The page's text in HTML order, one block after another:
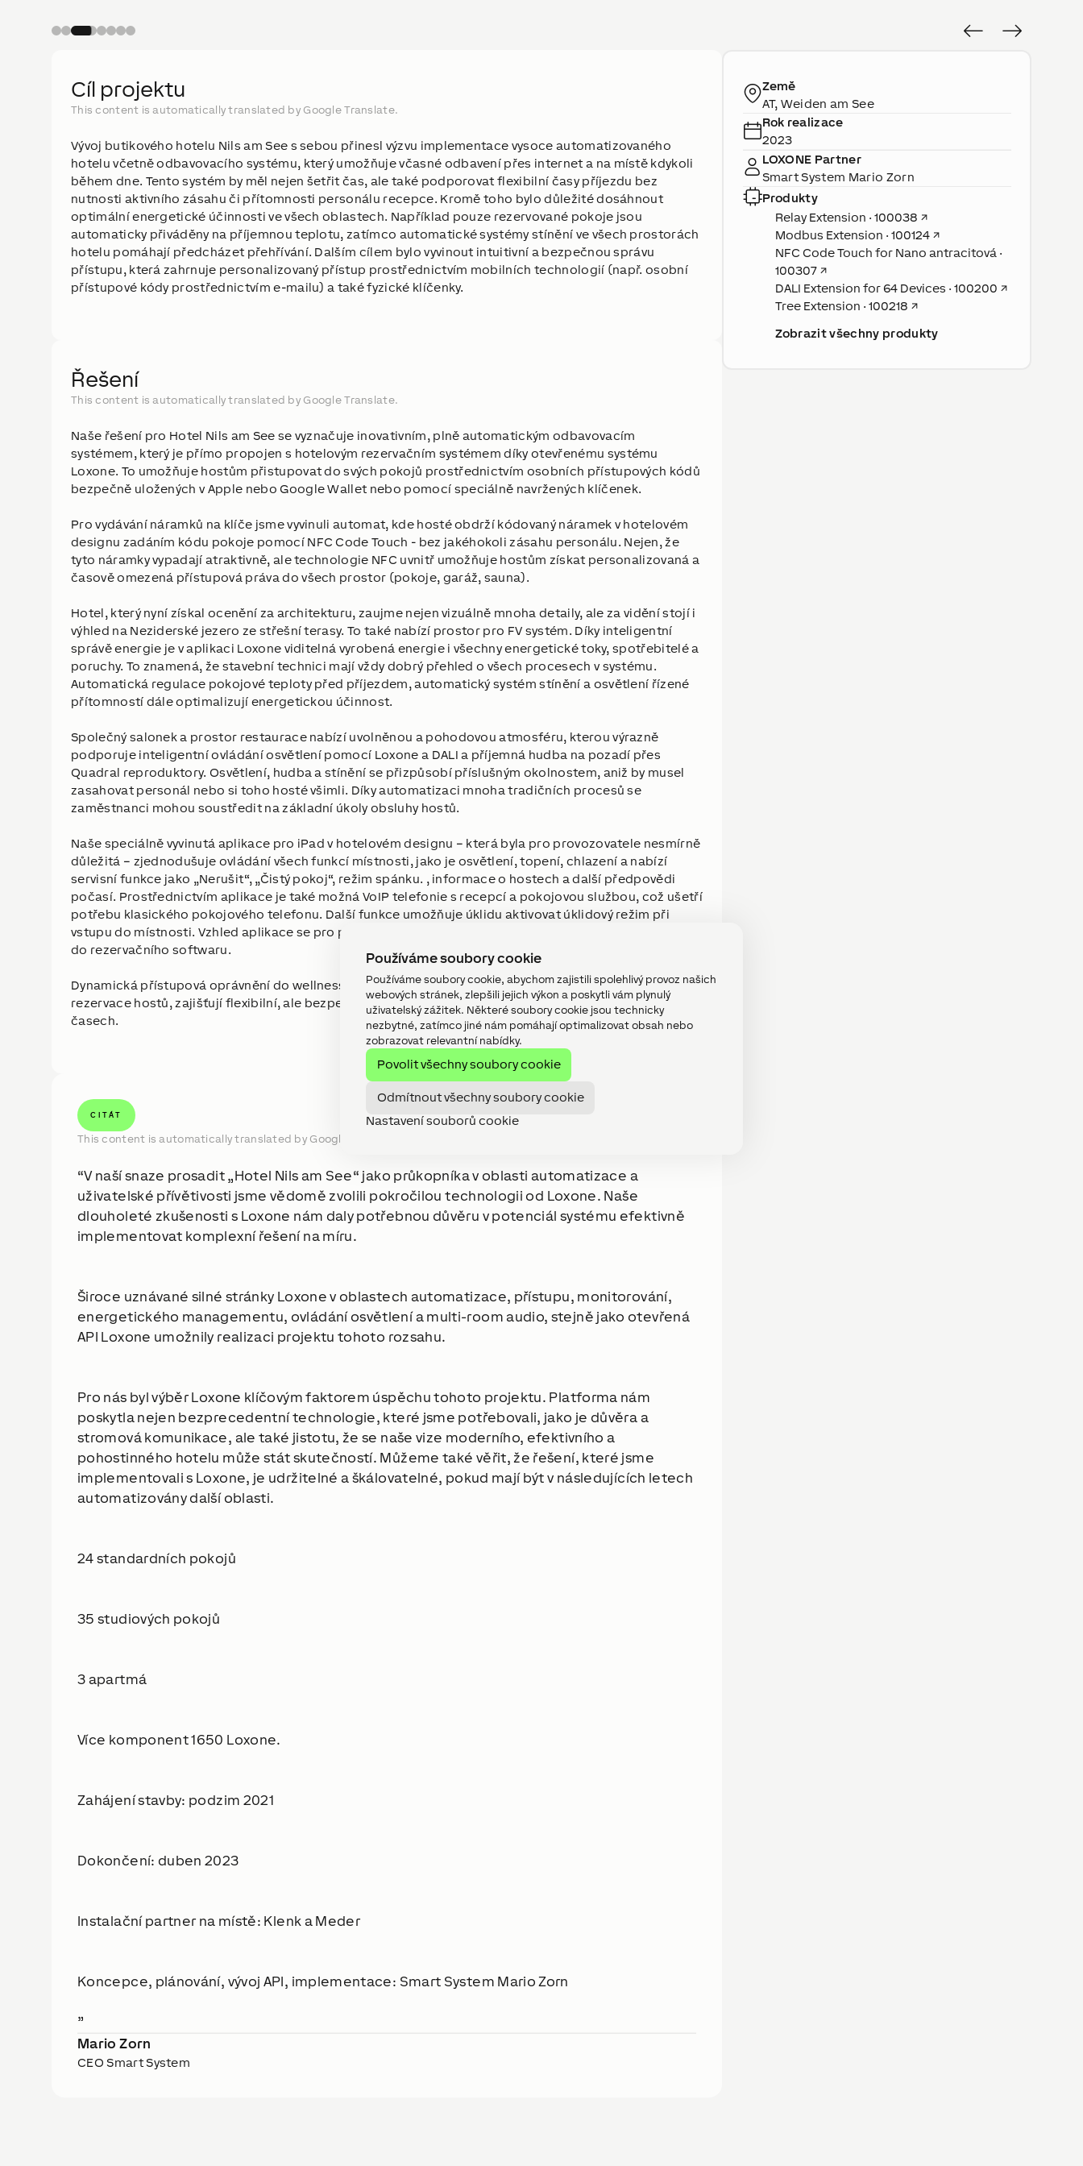
Používáme soubory cookie
Používáme soubory cookie, abychom zajistili spolehlivý provoz našich
webových stránek, zlepšili jejich výkon a poskytli vám plynulý
uživatelský zážitek. Některé soubory cookie jsou technicky
nezbytné, zatímco jiné nám pomáhají optimalizovat obsah nebo
zobrazovat relevantní nabídky.
Povolit všechny soubory cookie
Odmítnout všechny soubory cookie
Nastavení souborů cookie
Cíl projektu
This content is automatically translated by Google Translate.
Vývoj butikového hotelu Nils am See s sebou přinesl výzvu implementace vysoce automatizovaného
hotelu včetně odbavovacího systému, který umožňuje včasné odbavení přes internet a na místě kdykoli
během dne. Tento systém by měl nejen šetřit čas, ale také podporovat flexibilní časy příjezdu bez
nutnosti aktivního zásahu či přítomnosti personálu recepce. Kromě toho bylo důležité dosáhnout
optimální energetické účinnosti ve všech oblastech. Například pouze rezervované pokoje jsou
automaticky přiváděny na příjemnou teplotu, zatímco automatické systémy stínění ve všech prostorách
hotelu pomáhají předcházet přehřívání. Dalším cílem bylo vyvinout intuitivní a bezpečnou správu
přístupu, která zahrnuje personalizovaný přístup prostřednictvím mobilních technologií (např. osobní
přístupové kódy prostřednictvím e-mailu) a také fyzické klíčenky.
Řešení
This content is automatically translated by Google Translate.
Naše řešení pro Hotel Nils am See se vyznačuje inovativním, plně automatickým odbavovacím
systémem, který je přímo propojen s hotelovým rezervačním systémem díky otevřenému systému
Loxone. To umožňuje hostům přistupovat do svých pokojů prostřednictvím osobních přístupových kódů
bezpečně uložených v Apple nebo Google Wallet nebo pomocí speciálně navržených klíčenek.
Pro vydávání náramků na klíče jsme vyvinuli automat, kde hosté obdrží kódovaný náramek v hotelovém
designu zadáním kódu pokoje pomocí NFC Code Touch - bez jakéhokoli zásahu personálu. Nejen, že
tyto náramky vypadají atraktivně, ale technologie NFC uvnitř umožňuje hostům získat personalizovaná a
časově omezená přístupová práva do všech prostor (pokoje, garáž, sauna).
Hotel, který nyní získal ocenění za architekturu, zaujme nejen vizuálně mnoha detaily, ale za vidění stojí i
výhled na Neziderské jezero ze střešní terasy. To také nabízí prostor pro FV systém. Díky inteligentní
správě energie je v aplikaci Loxone viditelná vyrobená energie i všechny energetické toky, spotřebitelé a
poruchy. To znamená, že stavební technici mají vždy dobrý přehled o všech procesech v systému.
Automatická regulace pokojové teploty před příjezdem, automatický systém stínění a osvětlení řízené
přítomností dále optimalizují energetickou účinnost.
Společný salonek a prostor restaurace nabízí uvolněnou a pohodovou atmosféru, kterou výrazně
podporuje inteligentní ovládání osvětlení pomocí Loxone a DALI a příjemná hudba na pozadí přes
Quadral reproduktory. Osvětlení, hudba a stínění se přizpůsobí příslušným okolnostem, aniž by musel
zasahovat personál nebo si toho hosté všimli. Díky automatizaci mnoha tradičních procesů se
zaměstnanci mohou soustředit na základní úkoly obsluhy hostů.
Naše speciálně vyvinutá aplikace pro iPad v hotelovém designu – která byla pro provozovatele nesmírně
důležitá – zjednodušuje ovládání všech funkcí místnosti, jako je osvětlení, topení, chlazení a nabízí
servisní funkce jako „Nerušit“, „Čistý pokoj“, režim spánku. , informace o hostech a další předpovědi
počasí. Prostřednictvím aplikace je také možná VoIP telefonie s recepcí a pokojovou službou, což ušetří
potřebu klasického pokojového telefonu. Další funkce umožňuje úklidu aktivovat úklidový režim při
vstupu do místnosti. Vzhled aplikace se pro personál mění, takže stav úklidu pokoje lze přenášet přímo
do rezervačního softwaru.
Dynamická přístupová oprávnění do wellness a dalších pokojů, která jsou přidělována na základě
rezervace hostů, zajišťují flexibilní, ale bezpečné využívání hotelových zařízení a pouze v rezervovaných
časech.
CITÁT
This content is automatically translated by Google Translate.
V naší snaze prosadit „Hotel Nils am See“ jako průkopníka v oblasti automatizace a
uživatelské přívětivosti jsme vědomě zvolili pokročilou technologii od Loxone. Naše
dlouholeté zkušenosti s Loxone nám daly potřebnou důvěru v potenciál systému efektivně
implementovat komplexní řešení na míru.
Široce uznávané silné stránky Loxone v oblastech automatizace, přístupu, monitorování,
energetického managementu, ovládání osvětlení a multi-room audio, stejně jako otevřená
API Loxone umožnily realizaci projektu tohoto rozsahu.
Pro nás byl výběr Loxone klíčovým faktorem úspěchu tohoto projektu. Platforma nám
poskytla nejen bezprecedentní technologie, které jsme potřebovali, jako je důvěra a
stromová komunikace, ale také jistotu, že se naše vize moderního, efektivního a
pohostinného hotelu může stát skutečností. Můžeme také věřit, že řešení, které jsme
implementovali s Loxone, je udržitelné a škálovatelné, pokud mají být v následujících letech
automatizovány další oblasti.
24 standardních pokojů
35 studiových pokojů
3 apartmá
Více komponent 1650 Loxone.
Zahájení stavby: podzim 2021
Dokončení: duben 2023
Instalační partner na místě: Klenk a Meder
Koncepce, plánování, vývoj API, implementace: Smart System Mario Zorn
Mario Zorn
CEO Smart System
Země
AT, Weiden am See
Rok realizace
2023
LOXONE Partner
Smart System Mario Zorn
Produkty
Relay Extension · 100038 ↗
Modbus Extension · 100124↗
NFC Code Touch for Nano antracitová ·
100307↗
DALI Extension for 64 Devices · 100200 ↗
Tree Extension · 100218 ↗
Zobrazit všechny produkty